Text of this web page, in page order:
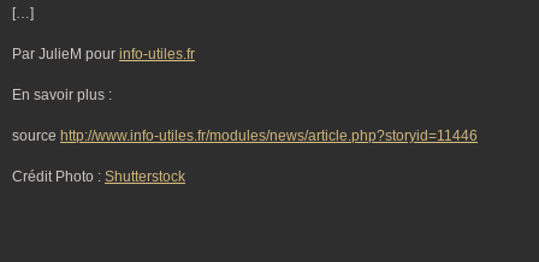
[…]
Par JulieM pour info-utiles.fr
En savoir plus :
source http://www.info-utiles.fr/modules/news/article.php?storyid=11446
Crédit Photo : Shutterstock